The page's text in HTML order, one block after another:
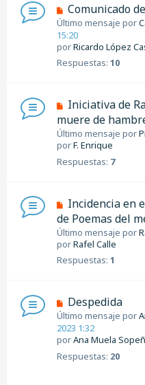
Comunicado
Último mensaje por
15:20
porRicardo López
Respuestas: 10
Iniciativa de
muere de
Último mensaje por
porF. Enrique
Respuestas: 7
Incidencia en
de Poemas del
Último mensaje por
porRafel Calle
Respuestas: 1
Despedida
Último mensaje por
2023 1:32
porAna Muela
Respuestas: 20